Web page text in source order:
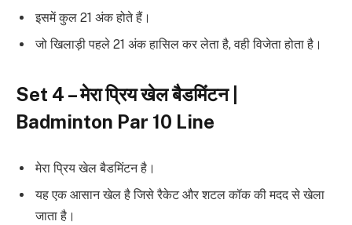
इसमें कुल 21 अंक होते हैं।
जो खिलाड़ी पहले 21 अंक हासिल कर लेता है, वही विजेता होता है।
Set 4 – मेरा प्रिय खेल बैडमिंटन |
Badminton Par 10 Line
मेरा प्रिय खेल बैडमिंटन है।
यह एक आसान खेल है जिसे रैकेट और शटल कॉक की मदद से खेला
जाता है।